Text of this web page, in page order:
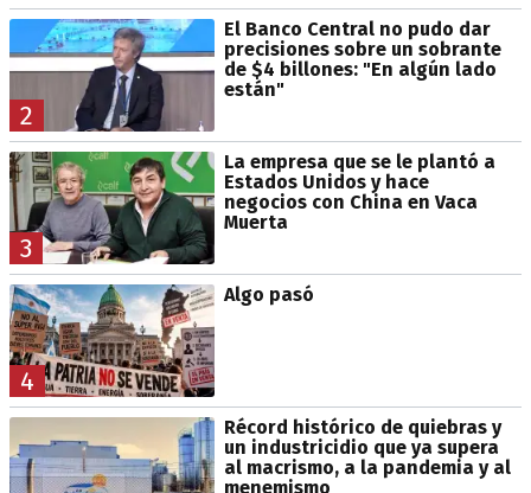
2
El Banco Central no pudo dar
precisiones sobre un sobrante
de $4 billones: "En algún lado
están"
3
La empresa que se le plantó a
Estados Unidos y hace
negocios con China en Vaca
Muerta
4
Algo pasó
Récord histórico de quiebras y
un industricidio que ya supera
al macrismo, a la pandemia y al
menemismo